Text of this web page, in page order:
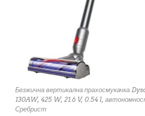
Безжична вертикална прахосмукачка
130AW, 425 W, 21.6 V, 0.54 l,
Сребрист